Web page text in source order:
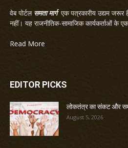
वेब पोर्टल समता मार्गएक पत्रकारीय उद्यम जरूर
नहीं। यह राजनीतिक-सामाजिक कार्यकर्ताओं के
Read More
EDITOR PICKS
लोकतंत्र का संकट और
August 5, 2026